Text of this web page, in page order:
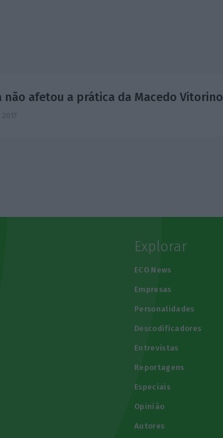
não afetou a prática da Macedo Vitorino
Explorar
ECO News
Empresas
Personalidades
Descodificadores
Entrevistas
Reportagens
Especiais
Opinião
Autores